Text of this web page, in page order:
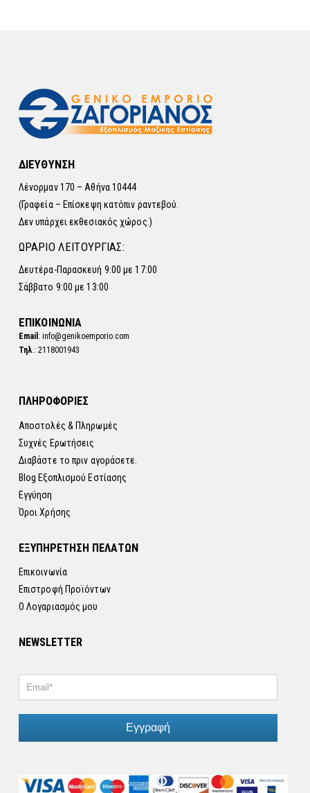
ΔΙΕΥΘΥΝΣΗ
Λένορμαν 170 – Αθήνα 10444
(Γραφεία – Επίσκεψη κατόπιν ραντεβού.
Δεν υπάρχει εκθεσιακός χώρος.)
ΩΡΑΡΙΟ ΛΕΙΤΟΥΡΓΙΑΣ:
Δευτέρα-Παρασκευή 9:00 με 17:00
Σάββατο 9:00 με 13:00
ΕΠΙΚΟΙΝΩΝΙΑ
Email : info@genikoemporio.com
Τηλ.: 2118001943
ΠΛΗΡΟΦΟΡΙΕΣ
Αποστολές & Πληρωμές
Συχνές Ερωτήσεις
Διαβάστε το πριν αγοράσετε.
Blog Εξοπλισμού Εστίασης
Εγγύηση
Όροι Χρήσης
ΕΞΥΠΗΡΕΤΗΣΗ ΠΕΛΑΤΩΝ
Επικοινωνία
Επιστροφή Προϊόντων
Ο Λογαριασμός μου
NEWSLETTER
Εγγραφή